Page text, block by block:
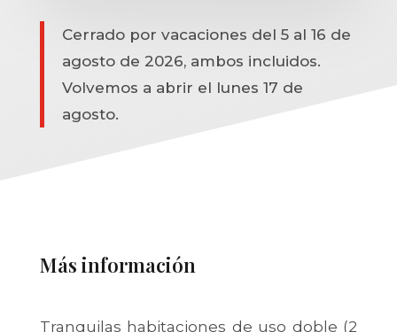
Cerrado por vacaciones del 5 al 16 de
agosto de 2026, ambos incluidos.
Volvemos a abrir el lunes 17 de
agosto.
Más información
Tranquilas habitaciones de uso doble (2